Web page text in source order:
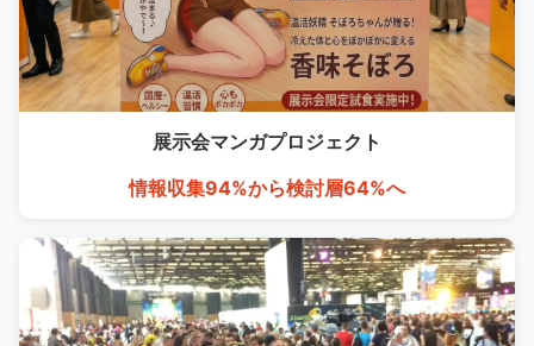
展示会マンガプロジェクト
情報収集94%から検討層64%へ